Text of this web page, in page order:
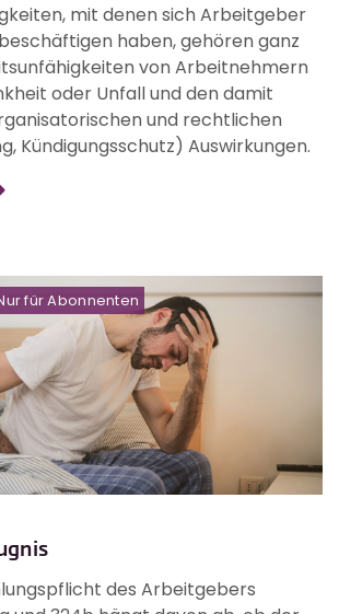
mit denen sich Arbeitgeber
haben, gehören ganz
von Arbeitnehmern
oder Unfall und den damit
und rechtlichen
Kündigungsschutz) Auswirkungen.
für Abonnenten
des Arbeitgebers